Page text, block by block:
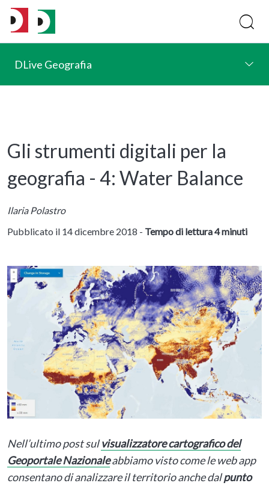
DLive Geografia
Gli strumenti digitali per la
geografia - 4: Water Balance
Ilaria Polastro
Pubblicato il 14 dicembre 2018 - Tempo di lettura 4 minuti
Nell’ultimo post sulvisualizzatore cartografico del
Geoportale Nazionaleabbiamo visto come le web app
consentano di analizzare il territorio anche dalpunto